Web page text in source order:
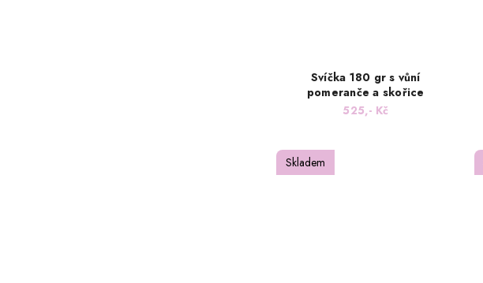
Svíčka 180 gr s vůní
pomeranče a skořice
525,- Kč
Skladem